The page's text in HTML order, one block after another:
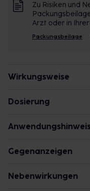
Zu Risiken und
Arzt oder in
Packungsbeilage
Wirkungsweise
lebensnotwendiger
Magnesium spielt
und ist an
Dosierung
Einzel-/
einem Arzt oder
Art der Anwendung?
Gegenanzeigen
Nebenwirkungen